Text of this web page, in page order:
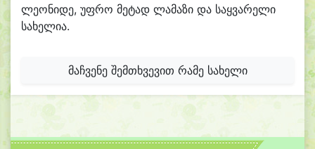
ლეონიდე, უფრო მეტად ლამაზი და საყვარელი
სახელია.
მაჩვენე შემთხვევით რამე სახელი